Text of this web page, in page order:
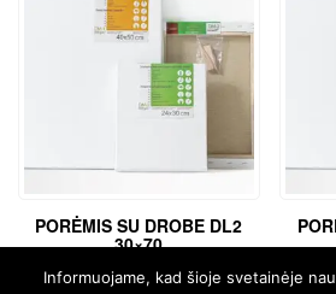
PORĖMIS SU DROBE DL2
30×70
€14,54
Informuojame, kad šioje svetainėje